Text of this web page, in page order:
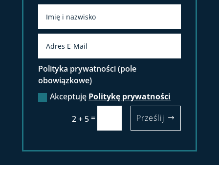
Polityka prywatności (pole
obowiązkowe)
Akceptuję Politykę prywatności
2 + 5= Prześlij